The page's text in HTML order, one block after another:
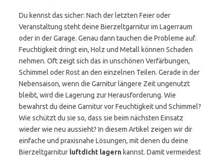
Du kennst das sicher: Nach der letzten Feier oder
Veranstaltung steht deine Bierzeltgarnitur im Lagerraum
oder in der Garage. Genau dann tauchen die Probleme auf.
Feuchtigkeit dringt ein, Holz und Metall können Schaden
nehmen. Oft zeigt sich das in unschönen Verfärbungen,
Schimmel oder Rost an den einzelnen Teilen. Gerade in der
Nebensaison, wenn die Garnitur längere Zeit ungenutzt
bleibt, wird die Lagerung zur Herausforderung. Wie
bewahrst du deine Garnitur vor Feuchtigkeit und Schimmel?
Wie schützt du sie so, dass sie beim nächsten Einsatz
wieder wie neu aussieht? In diesem Artikel zeigen wir dir
einfache und praxisnahe Lösungen, mit denen du deine
Bierzeltgarnitur luftdicht lagern kannst. Damit vermeidest